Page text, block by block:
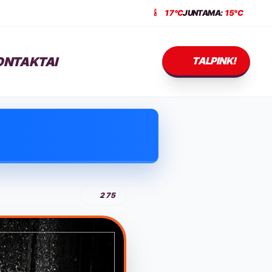
17°CJUNTAMA: 15°C
TALPINK!
275